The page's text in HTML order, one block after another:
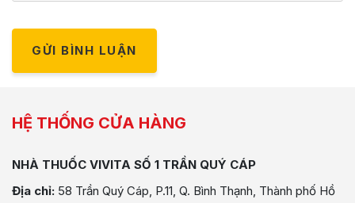
GỬI BÌNH LUẬN
HỆ THỐNG CỬA HÀNG
NHÀ THUỐC VIVITA SỐ 1 TRẦN QUÝ CÁP
Địa chỉ: 58 Trần Quý Cáp, P.11, Q. Bình Thạnh, Thành phố Hồ